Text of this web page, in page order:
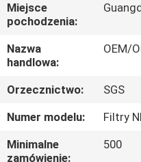
O
NAS
WYCIECZKA
PO
FABRYCE
Miejsce
pochodzenia:
Nazwa
handlowa:
OEM/
Orzecznictwo:
SGS
Numer modelu:
Filtry
Minimalne
zamówienie:
500